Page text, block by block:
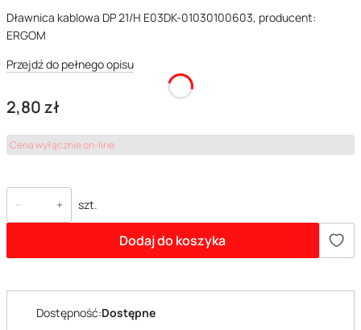
Dławnica kablowa DP 21/H E03DK-01030100603, producent:
ERGOM
Przejdź do pełnego opisu
Cena
2,80 zł
Cena wyłącznie on-line
szt.
Dodaj do koszyka
Dostępność:Dostępne